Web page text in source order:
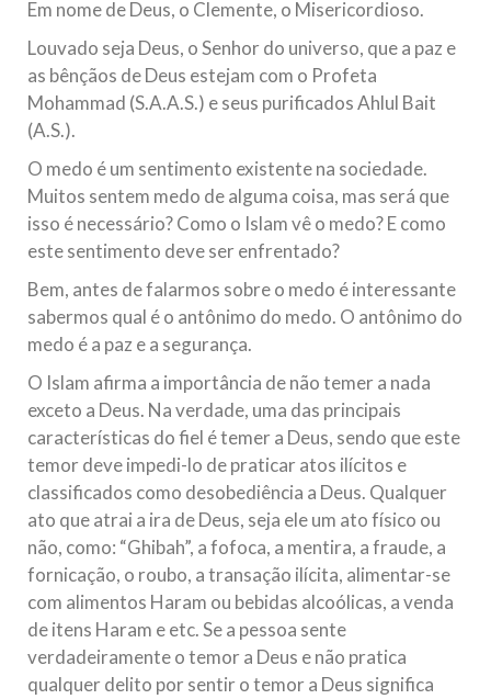
10 DE NOVEMBRO DE 2013
Falecimento do Imam Ali Ibn Al-Hussein
(A.S.)
Em nome de Deus, o Clemente, o Misericordioso! Diante da
muçulmanos, o Imam Ali Ibn Al-Hussein Ibn Ali Ibn Abi Táleb
NOTÍCIAS
3 DE JULHO DE 2014
ministro das Relações Exteriores da
República Islâmica do Irã
Na noite da quinta-feira, 03 de Abril, o Centro Islâmico no
Brasil recebeu em sua sede, em São Paulo, o ex-ministro das
Relações Exteriores da República Islâmica do Irã, Sr. Kamal
Kharrazi, que encontra-se visitando
Em nome de Deus, o Clemente, o Misericordioso.
Louvado seja Deus, o Senhor do universo, que a paz e
as bênçãos de Deus estejam com o Profeta
Mohammad (S.A.A.S.) e seus purificados Ahlul Bait
(A.S.).
O medo é um sentimento existente na sociedade.
Muitos sentem medo de alguma coisa, mas será que
isso é necessário? Como o Islam vê o medo? E como
este sentimento deve ser enfrentado?
Bem, antes de falarmos sobre o medo é interessante
sabermos qual é o antônimo do medo. O antônimo do
medo é a paz e a segurança.
O Islam afirma a importância de não temer a nada
exceto a Deus. Na verdade, uma das principais
características do fiel é temer a Deus, sendo que este
temor deve impedi-lo de praticar atos ilícitos e
classificados como desobediência a Deus. Qualquer
ato que atrai a ira de Deus, seja ele um ato físico ou
não, como: “Ghibah”, a fofoca, a mentira, a fraude, a
fornicação, o roubo, a transação ilícita, alimentar-se
com alimentos Haram ou bebidas alcoólicas, a venda
de itens Haram e etc. Se a pessoa sente
verdadeiramente o temor a Deus e não pratica
qualquer delito por sentir o temor a Deus significa